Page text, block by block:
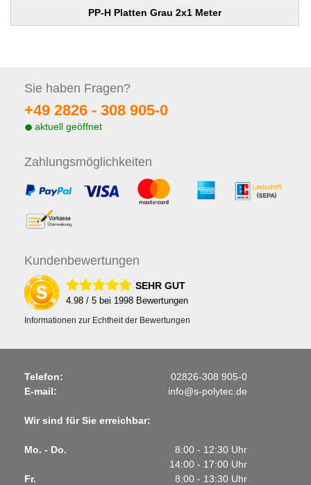
PP-H Platten Grau 2x1 Meter
Sie haben Fragen?
+49 2826 - 308 905-0
aktuell geöffnet
Zahlungsmöglichkeiten
Kundenbewertungen
SEHR GUT
4.98 / 5 bei 1998 Bewertungen
Informationen zur Echtheit der Bewertungen
Telefon:
02826-308 905-0
E-mail:
info@s-polytec.de
Wir sind für Sie erreichbar:
Mo. - Do.
8:00 - 12:30 Uhr
14:00 - 17:00 Uhr
Fr.
8:00 - 13:30 Uhr